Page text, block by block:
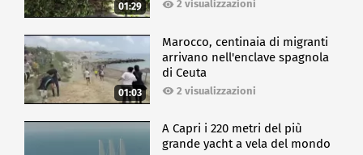
01:29 2 visualizzazioni
01:03
Marocco, centinaia di migranti
arrivano nell'enclave spagnola
di Ceuta
2 visualizzazioni
A Capri i 220 metri del più
grande yacht a vela del mondo